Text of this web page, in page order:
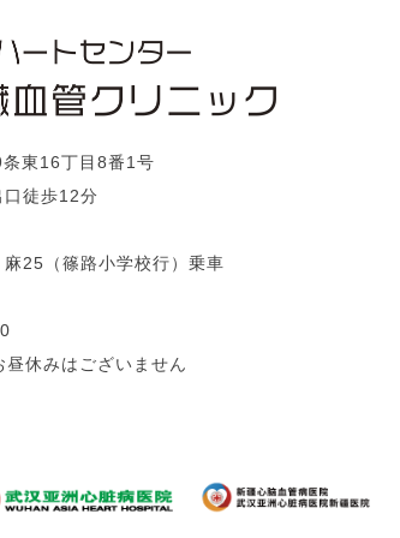
東16丁目8番1号
口徒歩12分
25（篠路小学校行）乗車
休みはございません